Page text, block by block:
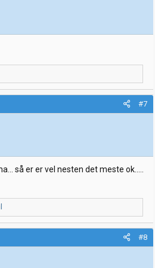
#7
så er er vel nesten det meste ok.....
#8